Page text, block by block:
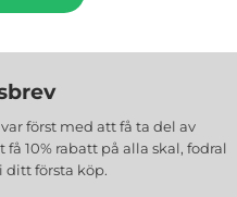
först med att få ta del av
10% rabatt på alla skal, fodral
i ditt första köp.